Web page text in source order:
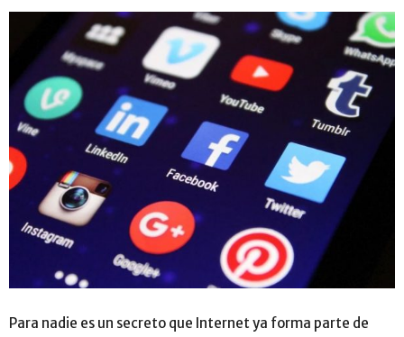
Para nadie es un secreto que Internet ya forma parte de